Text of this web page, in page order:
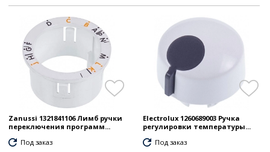
Zanussi 1321841106 Лимб ручки
переключения программ...
Под заказ
Electrolux 1260689003 Ручка
регулировки температуры...
Под заказ